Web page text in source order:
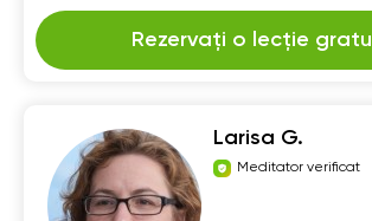
Rezervați o lecție
Larisa G.
Meditator verificat